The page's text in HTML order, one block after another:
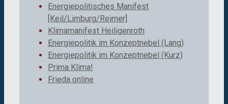
Energiepolitisches Manifest
[Keil/Limburg/Reimer]
Klimamanifest Heiligenroth
Energiepolitik im Konzeptnebel (Lang)
Energiepolitik im Konzeptnebel (Kurz)
Prima Klima!
Frieda online